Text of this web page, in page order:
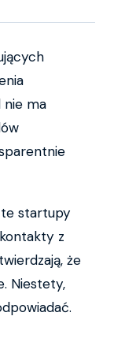
nie ma
te startupy
z
że
Niestety,